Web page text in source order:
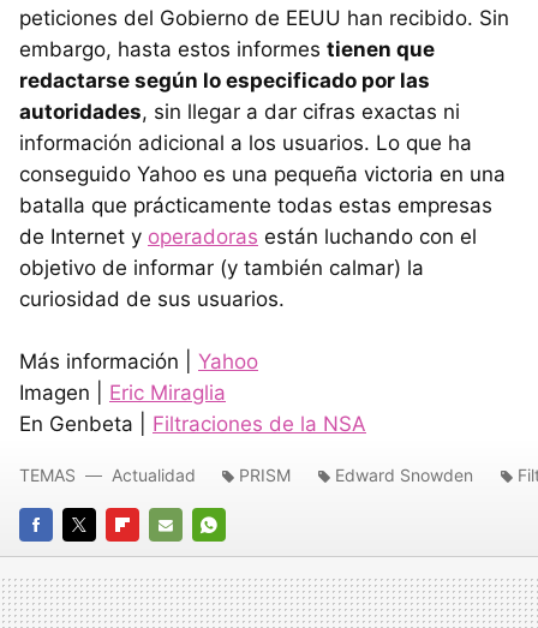
peticiones del Gobierno de EEUU han recibido. Sin
embargo, hasta estos informes tienen que
redactarse según lo especificado por las
autoridades, sin llegar a dar cifras exactas ni
información adicional a los usuarios. Lo que ha
conseguido Yahoo es una pequeña victoria en una
batalla que prácticamente todas estas empresas
de Internet y operadoras están luchando con el
objetivo de informar (y también calmar) la
curiosidad de sus usuarios.
Más información | Yahoo
Imagen | Eric Miraglia
En Genbeta | Filtraciones de la NSA
FACEBOOK
TWITTERFLIPBOARD
E-
MAIL
WHATSAPP
TEMAS Actualidad PRISM Edward Snowden